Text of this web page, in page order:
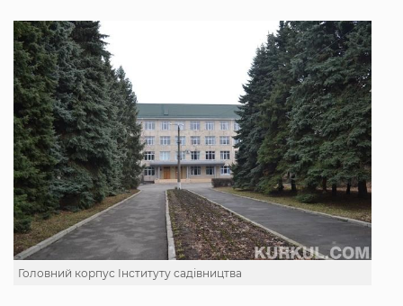
Головний корпус Інституту садівництва